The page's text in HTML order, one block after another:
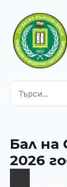
Бал на
2026